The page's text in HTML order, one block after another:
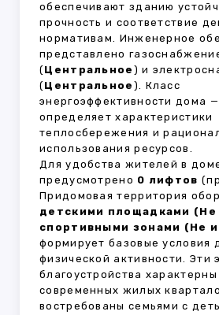
обеспечивают зданию
прочность и соответствие
нормативам. Инженерное
представлено
(Центральное ) и
(Центральное ). Класс
энергоэффективности дома —
определяет характеристики
теплосбережения и
использования ресурсов.
Для удобства жителей в
предусмотрено 0 лифтов
Придомовая территория
детскими площадками (Не
спортивными зонами (Не
формирует базовые условия
физической активности. Эти
благоустройства характерны
современных жилых
востребованы семьями с